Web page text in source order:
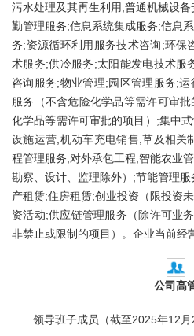
污水处理及其再生利用;普通机械设
勤管理服务;信息系统集成服务;信息
务;资源循环利用服务技术咨询;环保
术服务;供冷服务;太阳能发电技术服
咨询服务;物业管理;园区管理服务;
服务（不含危险化学品等需许可审
化学品等需许可审批的项目）;集中
设施运营;机动车充电销售;草及相关
程管理服务;对外承包工程;智能农业
勘察、设计、监理除外）;节能管理
产租赁;住房租赁;创业投资（限投资
资活动;供应链管理服务（除许可业
非禁止或限制的项目）。企业当前经
公司高
领导班子成员（截至2025年12月